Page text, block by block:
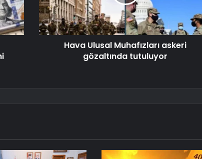
Hava Ulusal Muhafızları askeri
gözaltında tutuluyor